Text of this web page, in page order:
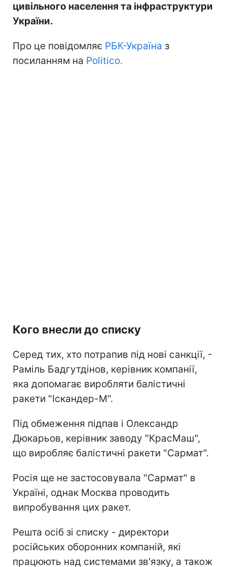
цивільного населення та інфраструктури
України.
Про це повідомляє РБК-Україна з
посиланням на Politico.
Кого внесли до списку
Серед тих, хто потрапив під нові санкції, -
Раміль Бадгутдінов, керівник компанії,
яка допомагає виробляти балістичні
ракети "Іскандер-М".
Під обмеження підпав і Олександр
Дюкарьов, керівник заводу "КрасМаш",
що виробляє балістичні ракети "Сармат".
Росія ще не застосовувала "Сармат" в
Україні, однак Москва проводить
випробування цих ракет.
Решта осіб зі списку - директори
російських оборонних компаній, які
працюють над системами зв'язку, а також